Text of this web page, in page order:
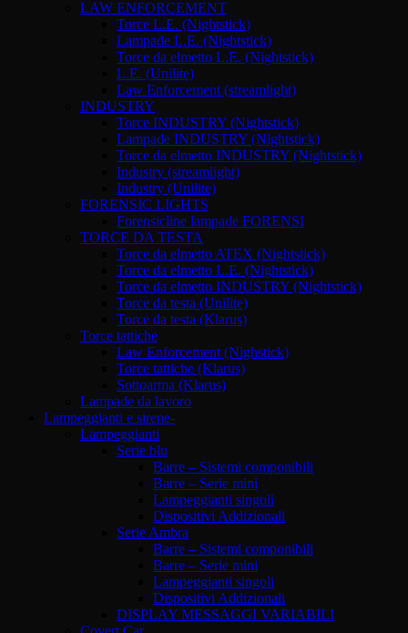
LAW ENFORCEMENT
Torce L.E. (Nightstick)
Lampade L.E. (Nightstick)
Torce da elmetto L.E. (Nightstick)
L.E. (Unilite)
Law Enforcement (streamlight)
INDUSTRY
Torce INDUSTRY (Nightstick)
Lampade INDUSTRY (Nightstick)
Torce da elmetto INDUSTRY (Nightstick)
Industry (streamlight)
Industry (Unilite)
FORENSIC LIGHTS
Forensicline lampade FORENSI
TORCE DA TESTA
Torce da elmetto ATEX (Nightstick)
Torce da elmetto L.E. (Nightstick)
Torce da elmetto INDUSTRY (Nightstick)
Torce da testa (Unilite)
Torce da testa (Klarus)
Torce tattiche
Law Enforcement (Nighstick)
Torce tattiche (Klarus)
Sottoarma (Klarus)
Lampade da lavoro
Lampeggianti e sirene-
Lampeggianti
Serie blu
Barre – Sistemi componibili
Barre – Serie mini
Lampeggianti singoli
Dispositivi Addizionali
Serie Ambra
Barre – Sistemi componibili
Barre – Serie mini
Lampeggianti singoli
Dispositivi Addizionali
DISPLAY MESSAGGI VARIABILI